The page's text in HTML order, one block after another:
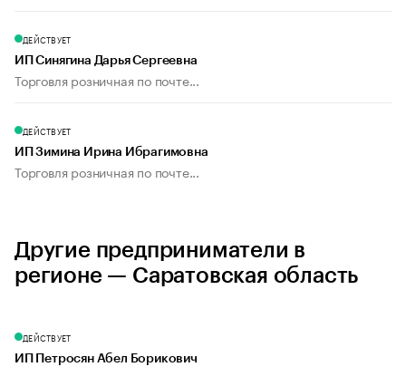
ДЕЙСТВУЕТ
ИП Синягина Дарья Сергеевна
Торговля розничная по почте...
ДЕЙСТВУЕТ
ИП Зимина Ирина Ибрагимовна
Торговля розничная по почте...
Другие предприниматели в
регионе — Саратовская область
ДЕЙСТВУЕТ
ИП Петросян Абел Борикович